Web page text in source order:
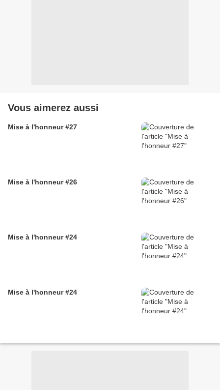
Vous aimerez aussi
Mise à l'honneur #27
Mise à l'honneur #26
Mise à l'honneur #24
Mise à l'honneur #24